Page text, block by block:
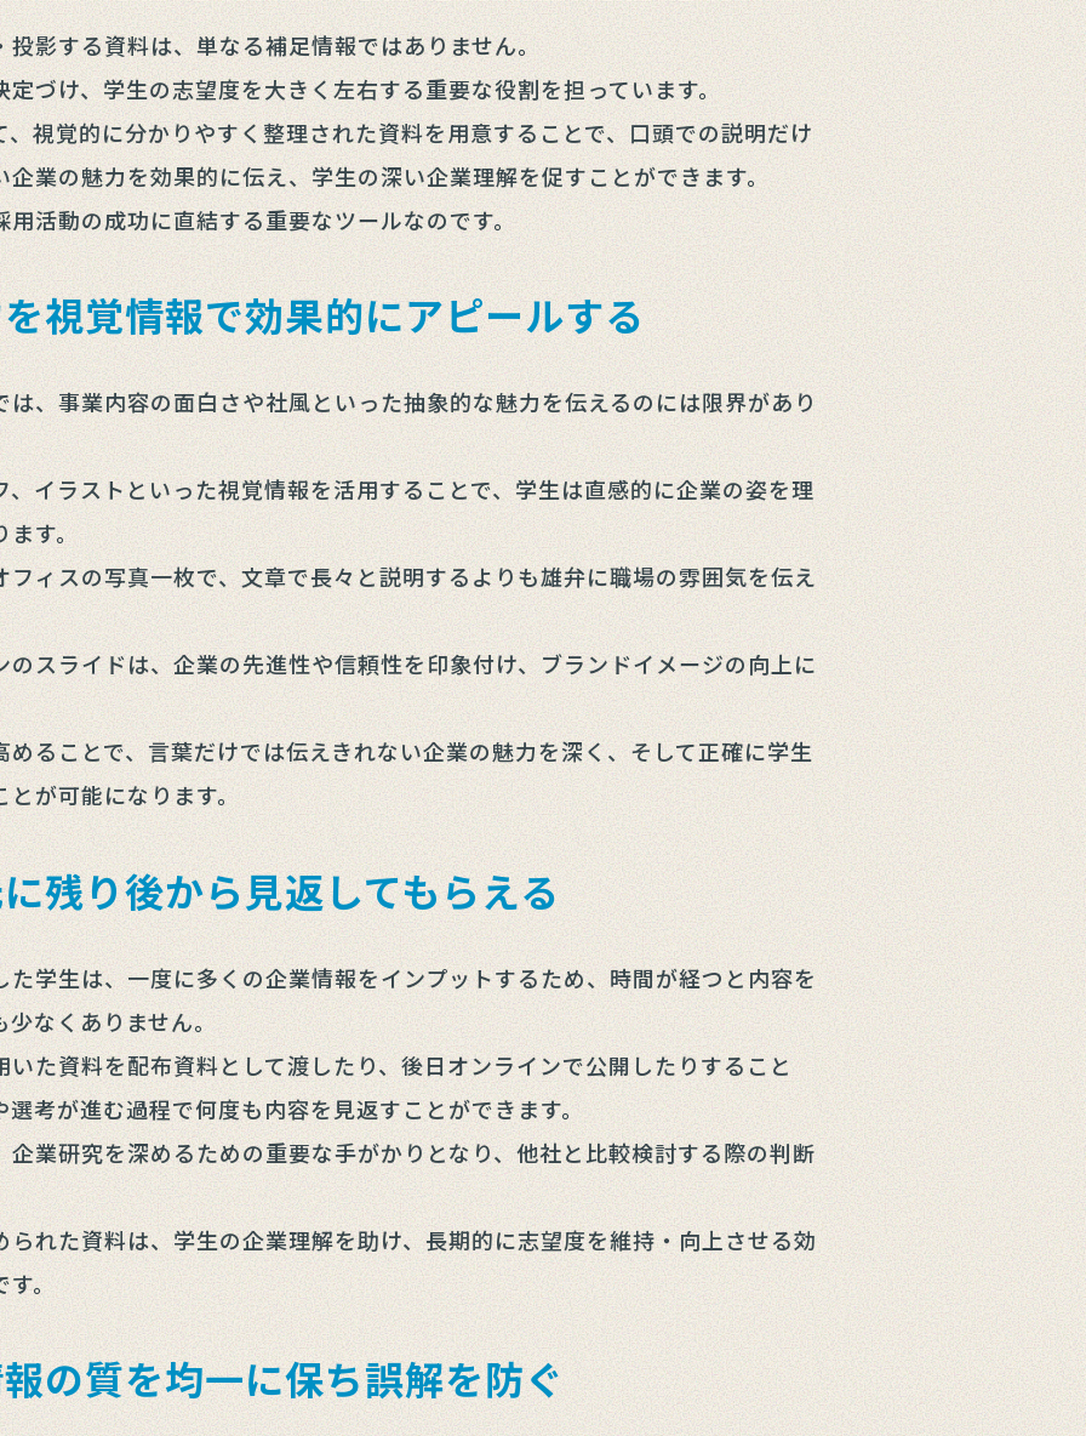
投影する資料は、単なる補足情報ではありません。
定づけ、学生の志望度を大きく左右する重要な役割を担っています。
、視覚的に分かりやすく整理された資料を用意することで、口頭での説明だけ
業の魅力を効果的に伝え、学生の深い企業理解を促すことができます。
用活動の成功に直結する重要なツールなのです。
視覚情報で効果的にアピールする
は、事業内容の面白さや社風といった抽象的な魅力を伝えるのには限界があり
、イラストといった視覚情報を活用することで、学生は直感的に企業の姿を理
ます。
フィスの写真一枚で、文章で長々と説明するよりも雄弁に職場の雰囲気を伝え
のスライドは、企業の先進性や信頼性を印象付け、ブランドイメージの向上に
めることで、言葉だけでは伝えきれない企業の魅力を深く、そして正確に学生
とが可能になります。
残り後から見返してもらえる
た学生は、一度に多くの企業情報をインプットするため、時間が経つと内容を
なくありません。
いた資料を配布資料として渡したり、後日オンラインで公開したりすること
考が進む過程で何度も内容を見返すことができます。
企業研究を深めるための重要な手がかりとなり、他社と比較検討する際の判断
られた資料は、学生の企業理解を助け、長期的に志望度を維持・向上させる効
す。
の質を均一に保ち誤解を防ぐ